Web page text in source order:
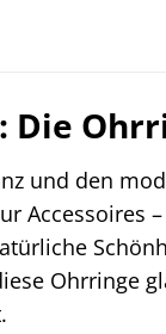
und den
Accessoires
Ohrringe